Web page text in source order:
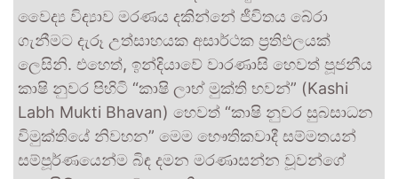
වෛද්‍ය විද්‍යාව මරණය දකින්නේ ජීවිතය බේරා
ගැනීමට දැරූ උත්සාහයක අසාර්ථක ප්‍රතිඵලයක්
ලෙසිනි. එහෙත්, ඉන්දියාවේ වාරණාසි හෙවත් පූජනීය
කාෂි නුවර පිහිටි “කාෂි ලාභ් මුක්ති භවන්” (Kashi
Labh Mukti Bhavan) හෙවත් “කාෂි නුවර සුබසාධන
විමුක්තියේ නිවහන” මෙම භෞතිකවාදී සම්මතයන්
සම්පූර්ණයෙන්ම බිඳ දමන මරණාසන්න වූවන්ගේ